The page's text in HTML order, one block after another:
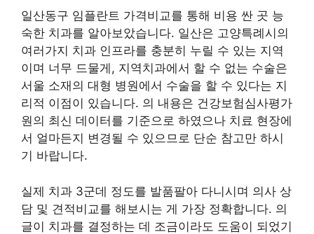
일산동구 임플란트 가격비교를 통해 비용 싼 곳 능
숙한 치과를 알아보았습니다. 일산은 고양특례시의
여러가지 치과 인프라를 충분히 누릴 수 있는 지역
이며 너무 드물게, 지역치과에서 할 수 없는 수술은
서울 소재의 대형 병원에서 수술을 할 수 있다는 지
리적 이점이 있습니다. 의 내용은 건강보험심사평가
원의 최신 데이터를 기준으로 하였으나 치료 현장에
서 얼마든지 변경될 수 있으므로 단순 참고만 하시
기 바랍니다.
실제 치과 3군데 정도를 발품팔아 다니시며 의사 상
담 및 견적비교를 해보시는 게 가장 정확합니다. 의
글이 치과를 결정하는 데 조금이라도 도움이 되었기